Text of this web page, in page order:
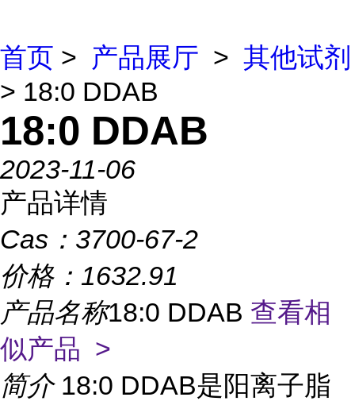
首页 > 产品展厅 > 其他试剂
> 18:0 DDAB
18:0 DDAB
2023-11-06
产品详情
Cas： 3700-67-2
价格： 1632.91
产品名称18:0 DDAB 查看相
似产品 >
简介 18:0 DDAB是阳离子脂